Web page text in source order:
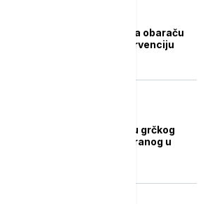
Sari: Huti imaju prst na obaraču
za direktnu vojnu intervenciju
Huti oslobodili posadu grčkog
teretnog broda raketiranog u